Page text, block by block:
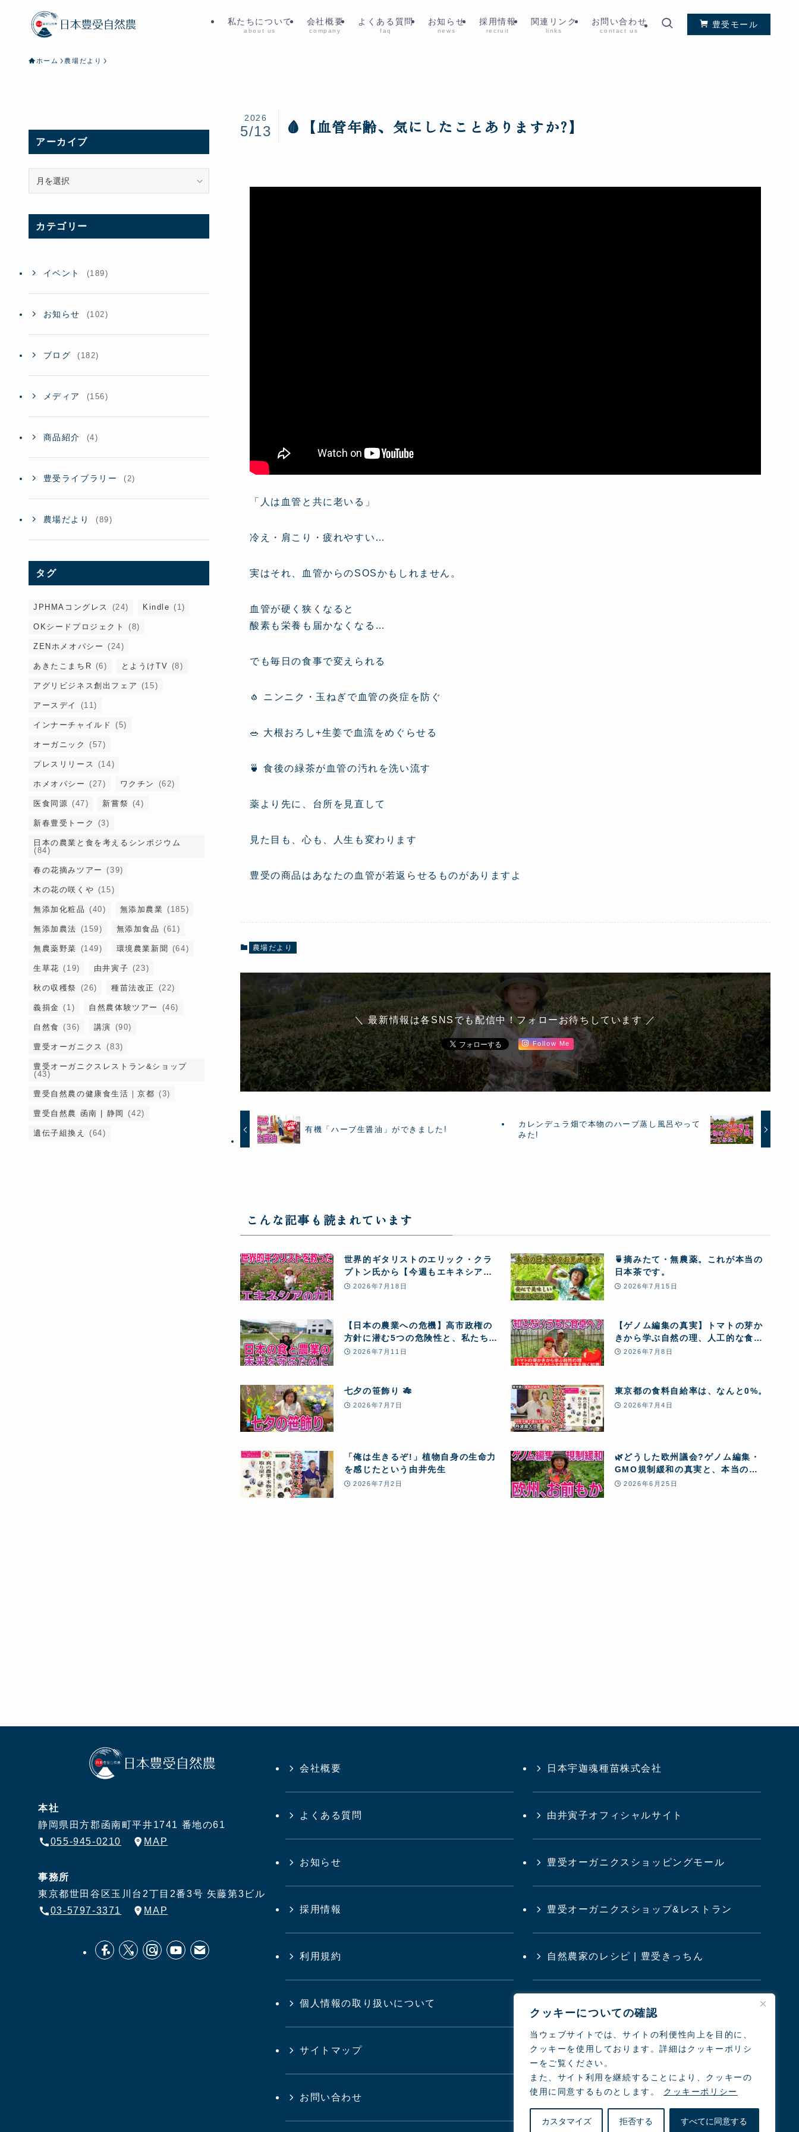
クッキーについての確認
当ウェブサイトでは、サイトの利便性向上を目的に、
クッキーを使用しております。詳細はクッキーポリシ
ーをご覧ください。
また、サイト利用を継続することにより、クッキーの
使用に同意するものとします。
クッキーポリシー
カスタマイズ 拒否する すべてに同意する
私たちについて
about us
会社概要
company
よくある質問
faq
お知らせ
news
採用情報
recruit
関連リンク
links
お問い合わせ
contact us
豊受モール
ホーム 農場だより
🩸【血管年齢、気にしたことありますか?】
2026
5/13
「人は血管と共に老いる」
冷え・肩こり・疲れやすい…
実はそれ、血管からのSOSかもしれません。
血管が硬く狭くなると
酸素も栄養も届かなくなる…
でも毎日の食事で変えられる
🧄 ニンニク・玉ねぎで血管の炎症を防ぐ
🥗 大根おろし+生姜で血流をめぐらせる
🍵 食後の緑茶が血管の汚れを洗い流す
薬より先に、台所を見直して
見た目も、心も、人生も変わります
豊受の商品はあなたの血管が若返らせるものがありますよ
農場だより
＼ 最新情報は各SNSでも配信中！フォローお待ちしています ／
Follow Me
有機「ハーブ生醤油」ができました!
カレンデュラ畑で本物のハーブ蒸し風呂やって
みた!
こんな記事も読まれています
世界的ギタリストのエリック・クラ
プトン氏から【今週もエキネシア酵
素12本】のリピート注文が届きまし
2026年7月18日
🍵摘みたて・無農薬。これが本当の
日本茶です。
2026年7月15日
【日本の農業への危機】高市政権の
方針に潜む5つの危険性と、私たちが
「自然農」のクラウドファンディン
2026年7月11日
【ゲノム編集の真実】トマトの芽か
きから学ぶ自然の理、人工的な食が
もたらす危機を生き抜く知恵
2026年7月8日
七夕の笹飾り 🎋
2026年7月7日
東京都の食料自給率は、なんと0%。
2026年7月4日
「俺は生きるぞ!」植物自身の生命力
を感じたという由井先生
2026年7月2日
🌿どうした欧州議会?ゲノム編集・
GMO規制緩和の真実と、本当の
「食」
2026年6月25日
アーカイブ
ー
イ
ブカテゴリー
イベント (189)
お知らせ (102)
ブログ (182)
メディア (156)
商品紹介 (4)
豊受ライブラリー (2)
農場だより (89)
タグ
JPHMAコングレス (24) Kindle (1)
OKシードプロジェクト (8)
ZENホメオパシー (24)
あきたこまちR (6) とようけTV (8)
アグリビジネス創出フェア (15)
アースデイ (11)
インナーチャイルド (5)
オーガニック (57)
プレスリリース (14)
ホメオパシー (27) ワクチン (62)
医食同源 (47) 新嘗祭 (4)
新春豊受トーク (3)
日本の農業と食を考えるシンポジウム
(84)
春の花摘みツアー (39)
木の花の咲くや (15)
無添加化粧品 (40) 無添加農業 (185)
無添加農法 (159) 無添加食品 (61)
無農薬野菜 (149) 環境農業新聞 (64)
生草花 (19) 由井寅子 (23)
秋の収穫祭 (26) 種苗法改正 (22)
義捐金 (1) 自然農体験ツアー (46)
自然食 (36) 講演 (90)
豊受オーガニクス (83)
豊受オーガニクスレストラン&ショップ
(43)
豊受自然農の健康食生活｜京都 (3)
豊受自然農 函南 | 静岡 (42)
遺伝子組換え (64)
本社
静岡県田方郡函南町平井1741 番地の61
055-945-0210
MAP
事務所
東京都世田谷区玉川台2丁目2番3号 矢藤第3ビル
03-5797-3371
MAP
会社概要
よくある質問
お知らせ
採用情報
利用規約
個人情報の取り扱いについて
サイトマップ
お問い合わせ
日本宇迦魂種苗株式会社
由井寅子オフィシャルサイト
豊受オーガニクスショッピングモール
豊受オーガニクスショップ&レストラン
自然農家のレシピ | 豊受きっちん
日本の農業と食を考えるシンポジウム